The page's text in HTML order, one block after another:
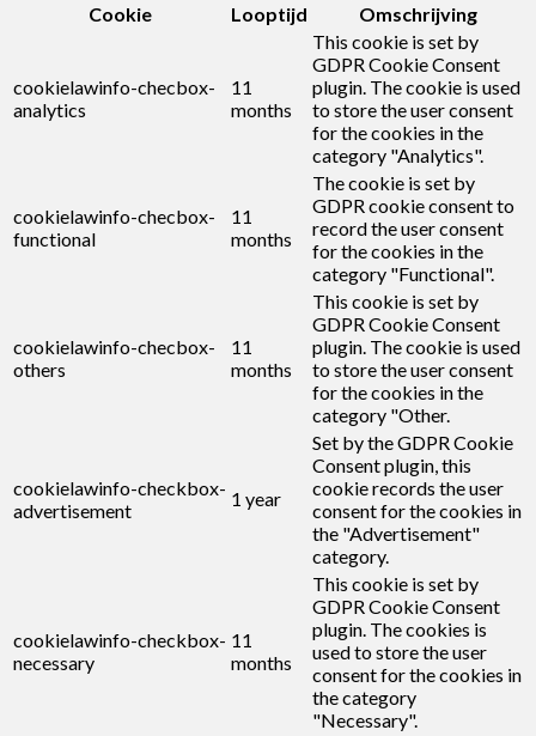
Cookie
Looptijd Omschrijving
cookielawinfo-checbox-
analytics
11
months
This cookie is set by
GDPR Cookie Consent
plugin. The cookie is used
to store the user consent
for the cookies in the
category "Analytics".
cookielawinfo-checbox-
functional
11
months
The cookie is set by
GDPR cookie consent to
record the user consent
for the cookies in the
category "Functional".
cookielawinfo-checbox-
others
11
months
This cookie is set by
GDPR Cookie Consent
plugin. The cookie is used
to store the user consent
for the cookies in the
category "Other.
cookielawinfo-checkbox-
advertisement
1 year
Set by the GDPR Cookie
Consent plugin, this
cookie records the user
consent for the cookies in
the "Advertisement"
category.
cookielawinfo-checkbox-
necessary
11
months
This cookie is set by
GDPR Cookie Consent
plugin. The cookies is
used to store the user
consent for the cookies in
the category
"Necessary".